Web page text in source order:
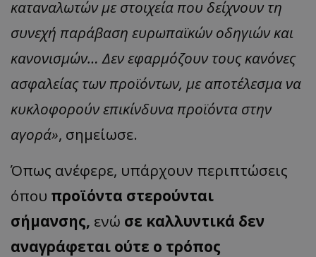
καταναλωτών με στοιχεία που δείχνουν τη
συνεχή παράβαση ευρωπαϊκών οδηγιών και
κανονισμών… Δεν εφαρμόζουν τους κανόνες
ασφαλείας των προϊόντων, με αποτέλεσμα να
κυκλοφορούν επικίνδυνα προϊόντα στην
αγορά», σημείωσε.
Όπως ανέφερε, υπάρχουν περιπτώσεις
όπου προϊόντα στερούνται
σήμανσης, ενώ σε καλλυντικά δεν
αναγράφεται ούτε ο τρόπος